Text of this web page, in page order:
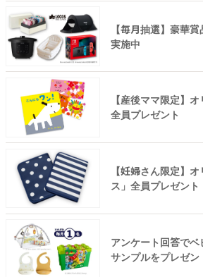
【毎月抽選】豪華
実施中
【産後ママ限定】
全員プレゼント
【妊婦さん限定】
ス」全員プレゼント
アンケート回答で
サンプルをプレゼン